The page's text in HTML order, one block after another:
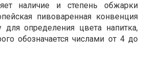
наличие и степень обжарки
пивоваренная конвенция
для определения цвета напитка,
обозначается числами от 4 до